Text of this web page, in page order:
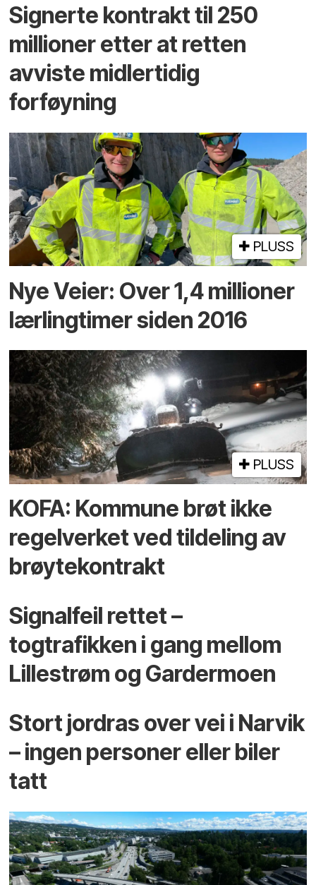
Signerte kontrakt til 250
millioner etter at retten
avviste midlertidig
forføyning
PLUSS
Nye Veier: Over 1,4 millioner
lærlingtimer siden 2016
PLUSS
KOFA: Kommune brøt ikke
regelverket ved tildeling av
brøytekontrakt
Signalfeil rettet –
togtrafikken i gang mellom
Lillestrøm og Gardermoen
Stort jordras over vei i Narvik
– ingen personer eller biler
tatt